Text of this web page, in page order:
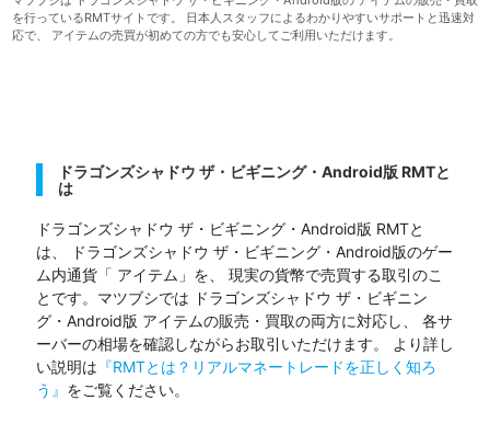
を行っているRMTサイトです。 日本人スタッフによるわかりやすいサポートと迅速対
応で、 アイテムの売買が初めての方でも安心してご利用いただけます。
ドラゴンズシャドウ ザ・ビギニング・Android版 RMTと
は
ドラゴンズシャドウ ザ・ビギニング・Android版 RMTと
は、 ドラゴンズシャドウ ザ・ビギニング・Android版のゲー
ム内通貨「 アイテム」を、 現実の貨幣で売買する取引のこ
とです。マツブシでは ドラゴンズシャドウ ザ・ビギニン
グ・Android版 アイテムの販売・買取の両方に対応し、 各サ
ーバーの相場を確認しながらお取引いただけます。 より詳し
い説明は 『RMTとは？リアルマネートレードを正しく知ろ
う』 をご覧ください。